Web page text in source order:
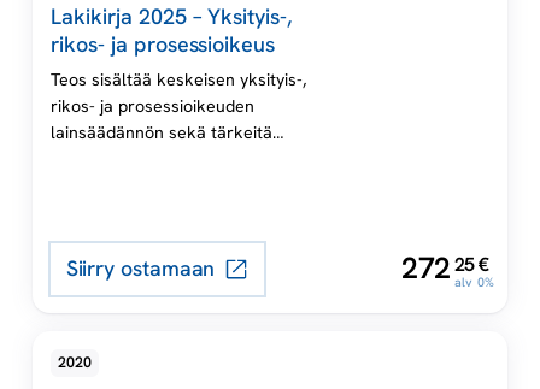
m
e
Lakikirja 2025 – Yksityis-,
rikos- ja prosessioikeus
Teos sisältää keskeisen yksityis-,
rikos- ja prosessioikeuden
lainsäädännön sekä tärkeitä
Kansallisen lainsäädännön
lisäksi kirjassa on myös
olennaiset valtiosopimukset ja
EU-säädökset.
272,25€
alv 0%
Siirry ostamaan
2020